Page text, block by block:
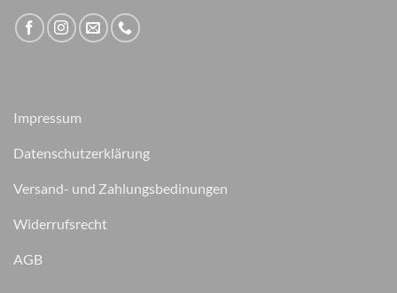
Impressum
Datenschutzerklärung
Versand- und Zahlungsbedinungen
Widerrufsrecht
AGB